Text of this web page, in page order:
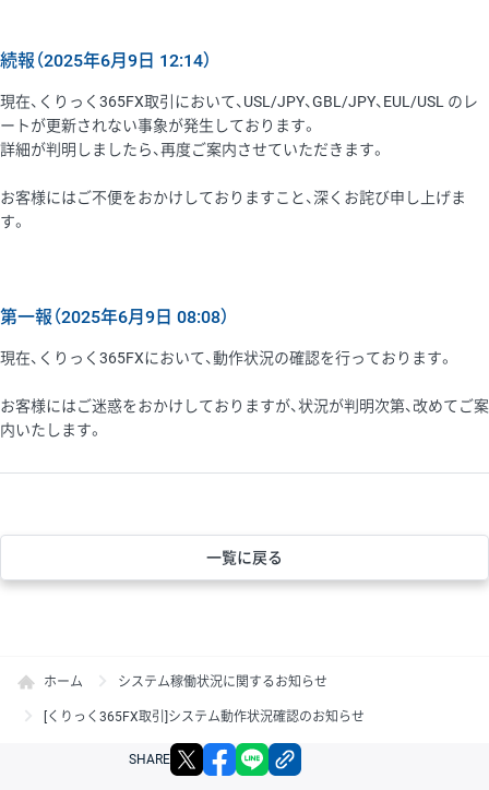
続報（2025年6月9日 12:14）
現在、くりっく365FX取引において、USL/JPY、GBL/JPY、EUL/USL のレ
ートが更新されない事象が発生しております。
詳細が判明しましたら、再度ご案内させていただきます。
お客様にはご不便をおかけしておりますこと、深くお詫び申し上げま
す。
第一報（2025年6月9日 08:08）
現在、くりっく365FXにおいて、動作状況の確認を行っております。
お客様にはご迷惑をおかけしておりますが、状況が判明次第、改めてご案
内いたします。
一覧に戻る
ホーム システム稼働状況に関するお知らせ
[くりっく365FX取引]システム動作状況確認のお知らせ
SHARE X facebook